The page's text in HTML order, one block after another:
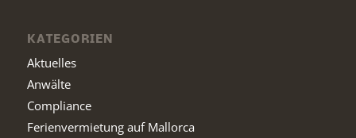
KATEGORIEN
Aktuelles
Anwälte
Compliance
Ferienvermietung auf Mallorca